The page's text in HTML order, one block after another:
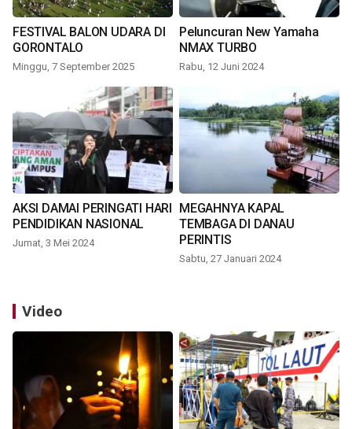
FESTIVAL BALON UDARA DI
GORONTALO
Minggu, 7 September 2025
Peluncuran New Yamaha
NMAX TURBO
Rabu, 12 Juni 2024
AKSI DAMAI PERINGATI HARI
PENDIDIKAN NASIONAL
Jumat, 3 Mei 2024
MEGAHNYA KAPAL
TEMBAGA DI DANAU
PERINTIS
Sabtu, 27 Januari 2024
Video